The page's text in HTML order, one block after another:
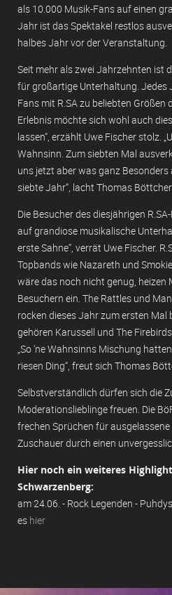
als 10.000 Musik-Fans auf einen
Jahr ist das Spektakel restlos
halbes Jahr vor der Veranstaltung.
Seit mehr als zwei Jahrzehnten ist
für großartige Unterhaltung. Jedes
Fans mit R.SA zu beliebten Größen
Erlebnis möchte sich wohl auch
lassen“, erzählt Uwe Fischer stolz.
Wahnsinn. Zum siebten Mal
uns jetzt aber was ganz
siebte Jahr“, lacht Thomas Böttcher.
Die Besucher des diesjährigen
auf grandiose musikalische
erste Sahne“, verrät Uwe Fischer.
Topbands wie Nazareth und
wäre das noch nicht genug, heizen
Besuchern ein. The Rattles und
rocken dieses Jahr zum ersten Mal
gehören Karussell und The
„So ‘ne Wahnsinns Mischung
riesen Ding“, freut sich Thomas
Selbstverständlich dürfen sich die
Moderationslieblinge freuen. Die
frechen Sprüchen für
Zuschauer durch einen
Hier noch ein weiteres
Schwarzenberg:
am 24.06. - Rock Legenden -
es hier